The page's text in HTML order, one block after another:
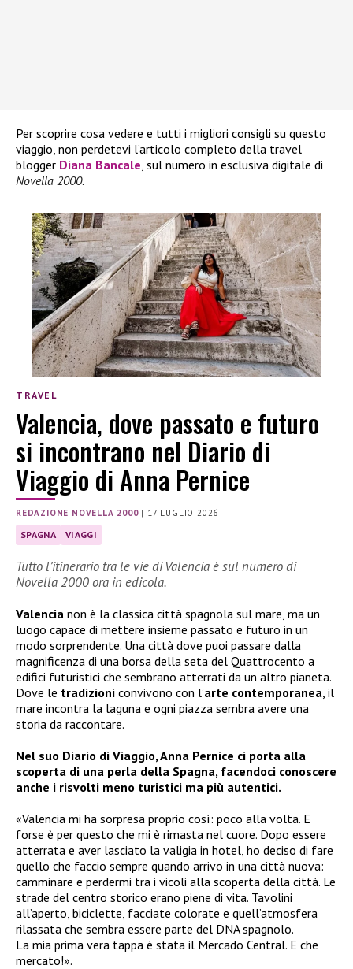
Per scoprire cosa vedere e tutti i migliori consigli su questo
viaggio, non perdetevi l’articolo completo della travel
blogger Diana Bancale, sul numero in esclusiva digitale di
Novella 2000.
TRAVEL
Valencia, dove passato e futuro
si incontrano nel Diario di
Viaggio di Anna Pernice
REDAZIONE NOVELLA 2000| 17 LUGLIO 2026
SPAGNA VIAGGI
Tutto l’itinerario tra le vie di Valencia è sul numero di
Novella 2000 ora in edicola.
Valencia non è la classica città spagnola sul mare, ma un
luogo capace di mettere insieme passato e futuro in un
modo sorprendente. Una città dove puoi passare dalla
magnificenza di una borsa della seta del Quattrocento a
edifici futuristici che sembrano atterrati da un altro pianeta.
Dove le tradizioni convivono con l’arte contemporanea , il
mare incontra la laguna e ogni piazza sembra avere una
storia da raccontare.
Nel suo Diario di Viaggio, Anna Pernice ci porta alla
scoperta di una perla della Spagna, facendoci conoscere
anche i risvolti meno turistici ma più autentici.
«Valencia mi ha sorpresa proprio così: poco alla volta. E
forse è per questo che mi è rimasta nel cuore. Dopo essere
atterrata e aver lasciato la valigia in hotel, ho deciso di fare
quello che faccio sempre quando arrivo in una città nuova:
camminare e perdermi tra i vicoli alla scoperta della città. Le
strade del centro storico erano piene di vita. Tavolini
all’aperto, biciclette, facciate colorate e quell’atmosfera
rilassata che sembra essere parte del DNA spagnolo.
La mia prima vera tappa è stata il Mercado Central. E che
mercato!».